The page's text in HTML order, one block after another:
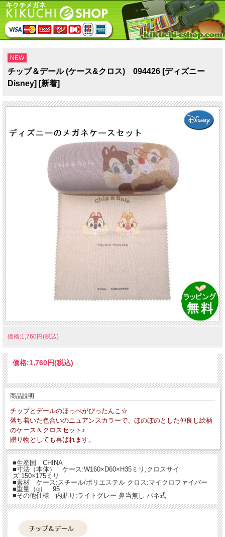
NEW
チップ＆デール (ケース&クロス) 094426 [ディズニー
Disney] [新着]
価格:1,760円(税込)
価格:1,760円(税込)
商品説明
チップとデールのほっぺがぴったんこ☆
落ち着いた色合いのニュアンスカラーで、ほのぼのとした仲良し絵柄
のケース＆クロスセット♪
贈り物としても喜ばれます。
■生産国 CHINA
■寸法（本体） ケース:W160×D60×H35ミリ,クロスサイ
ズ:150×175ミリ
■素材 ケース:スチール/ポリエステル クロス:マイクロファイバー
■重量（g） 95
■その他仕様 内貼り:ライトグレー 鼻当無し バネ式